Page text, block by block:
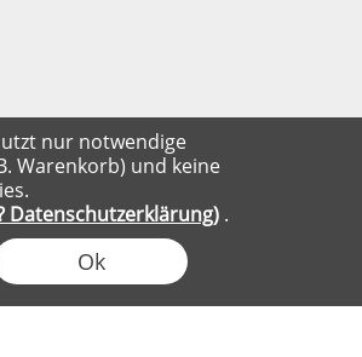
nur notwendige
Warenkorb) und keine
Datenschutzerklärung) .
Ok
FLOW® SHOPSOFTWARE